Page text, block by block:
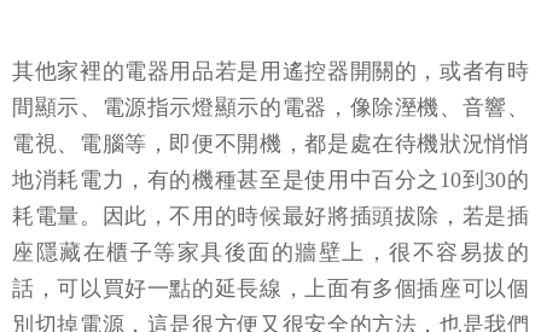
其他家裡的電器用品若是用遙控器開關的，或者有時
間顯示、電源指示燈顯示的電器，像除溼機、音響、
電視、電腦等，即便不開機，都是處在待機狀況悄悄
地消耗電力，有的機種甚至是使用中百分之10到30的
耗電量。因此，不用的時候最好將插頭拔除，若是插
座隱藏在櫃子等家具後面的牆壁上，很不容易拔的
話，可以買好一點的延長線，上面有多個插座可以個
別切掉電源，這是很方便又很安全的方法，也是我們